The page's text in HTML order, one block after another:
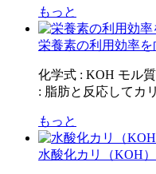
もっと
栄養素の利用効率
化学式 : KOH モル
: 脂肪と反応してカ
もっと
水酸化カリ（KOH